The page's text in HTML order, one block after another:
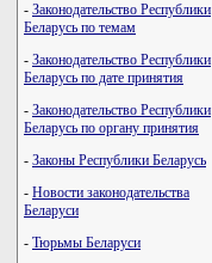
- Законодательство Республики
Беларусь по темам
- Законодательство Республики
Беларусь по дате принятия
- Законодательство Республики
Беларусь по органу принятия
- Законы Республики Беларусь
- Новости законодательства
Беларуси
- Тюрьмы Беларуси